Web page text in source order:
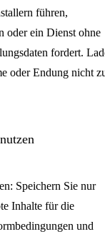
führen,
oder ein Dienst ohne
fordert.
oder Endung nicht
Speichern Sie nur
Inhalte für die
und